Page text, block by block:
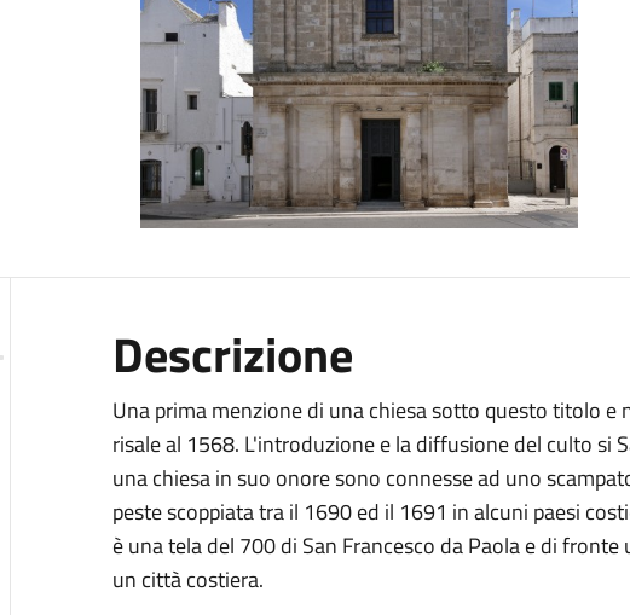
Descrizione
Una prima menzione di una chiesa sotto questo titolo
risale al 1568. L'introduzione e la diffusione del culto si
una chiesa in suo onore sono connesse ad uno
peste scoppiata tra il 1690 ed il 1691 in alcuni paesi
è una tela del 700 di San Francesco da Paola e di
un città costiera.